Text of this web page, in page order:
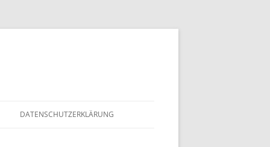
DATENSCHUTZERKLÄRUNG